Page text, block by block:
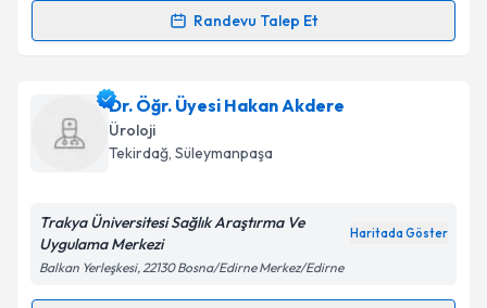
Kişisel verilerimin işlenmesine ilişkin
Metni'ni okudum ve kişisel verilerimin belirtilen
Randevu Talep Et
Randevu Takvimi Talebi
Ass. Dr. Salih Karacaiçin randevu takvimi talebi
oluşturun. Size bu uzmandan randevu almanız için bir
takvim hazırlandığında e-posta ile bilgilendireceğiz.
Kişisel verilerimin işlenmesine ilişkinAydınlatma
Dr. Öğr. Üyesi Hakan Akdere
Üroloji
Tekirdağ, Süleymanpaşa
Trakya Üniversitesi Sağlık Araştırma Ve
Uygulama Merkezi
Haritada Göster
Balkan Yerleşkesi, 22130 Bosna/Edirne Merkez/Edirne